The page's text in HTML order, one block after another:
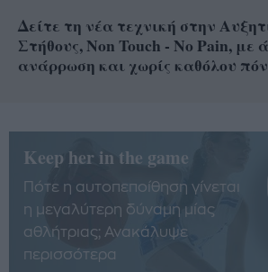
Δείτε τη νέα τεχνική στην
Στήθους, Non Touch - No Pain, με
ανάρρωση και χωρίς καθόλου
Keep her in the game
Πότε η αυτοπεποίθηση γίνεται
η μεγαλύτερη δύναμη μίας
αθλήτριας; Ανακάλυψε
περισσότερα